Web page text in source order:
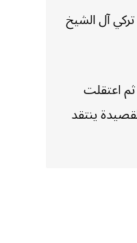
آل الشيخ
اعتقلت
ينتقد